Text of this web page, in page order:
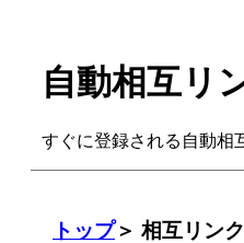
自動相互リ
すぐに登録される自動相
トップ＞ 相互リン